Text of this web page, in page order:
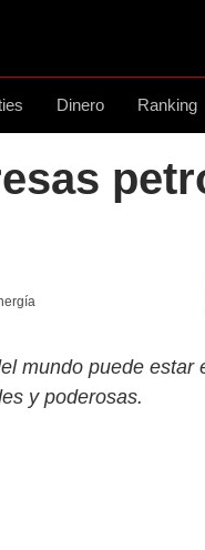
Dinero Ranking
mundo puede
y poderosas.